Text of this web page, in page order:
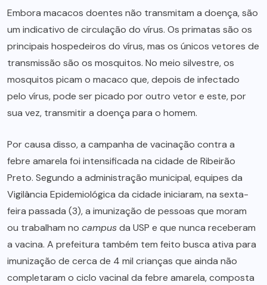
Embora macacos doentes não transmitam a doença, são
um indicativo de circulação do vírus. Os primatas são os
principais hospedeiros do vírus, mas os únicos vetores de
transmissão são os mosquitos. No meio silvestre, os
mosquitos picam o macaco que, depois de infectado
pelo vírus, pode ser picado por outro vetor e este, por
sua vez, transmitir a doença para o homem.
Por causa disso, a campanha de vacinação contra a
febre amarela foi intensificada na cidade de Ribeirão
Preto. Segundo a administração municipal, equipes da
Vigilância Epidemiológica da cidade iniciaram, na sexta-
feira passada (3), a imunização de pessoas que moram
ou trabalham no campusda USP e que nunca receberam
a vacina. A prefeitura também tem feito busca ativa para
imunização de cerca de 4 mil crianças que ainda não
completaram o ciclo vacinal da febre amarela, composta